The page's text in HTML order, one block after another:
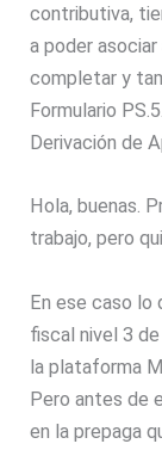
contributiva,
a poder
completar y
Formulario
Derivación de
Hola, buenas.
trabajo, pero
En ese caso lo
fiscal nivel 3
la plataforma
Pero antes de
en la prepaga